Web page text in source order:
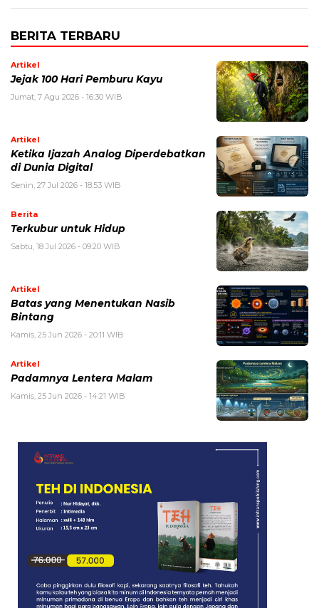
BERITA TERBARU
Artikel
Jejak 100 Hari Pemburu Kayu
Jumat, 7 Agu 2026 - 16:30 WIB
Artikel
Ketika Ijazah Analog Diperdebatkan
di Dunia Digital
Senin, 27 Jul 2026 - 18:53 WIB
Berita
Terkubur untuk Hidup
Sabtu, 18 Jul 2026 - 09:20 WIB
Artikel
Batas yang Menentukan Nasib
Bintang
Kamis, 25 Jun 2026 - 20:11 WIB
Artikel
Padamnya Lentera Malam
Kamis, 25 Jun 2026 - 14:21 WIB